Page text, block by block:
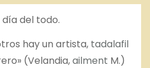
del todo.
hay un artista, tadalafil
(Velandia,ailment M.)